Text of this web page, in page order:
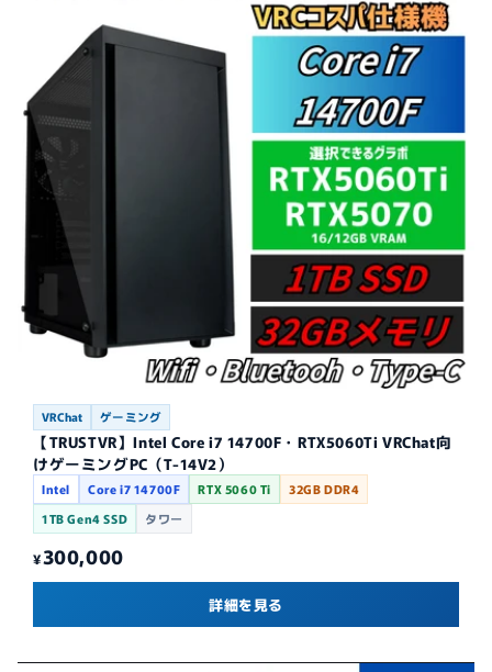
VRChat ゲーミング
【TRUSTVR】Intel Core i7 14700F・RTX5060Ti VRChat向
けゲーミングPC（T-14V2）
Intel Core i7 14700F RTX 5060 Ti
32GB DDR4
1TB Gen4 SSD
タワー
¥300,000
詳細を見る